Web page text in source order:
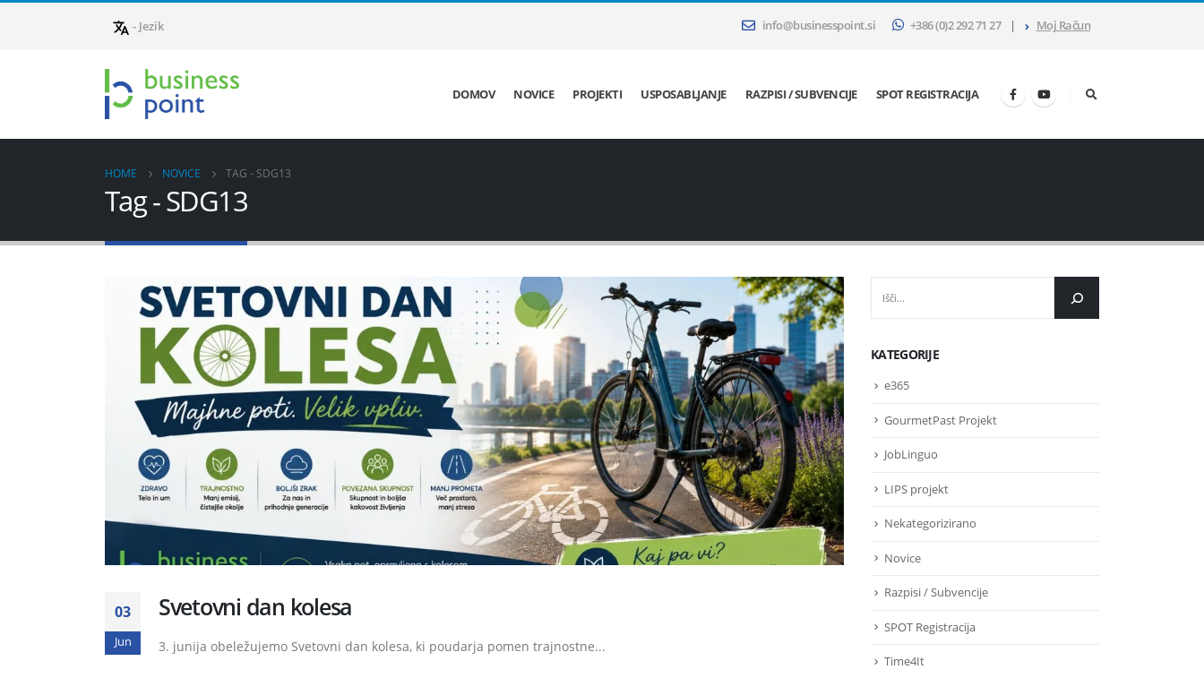
- Jezik info@businesspoint.si +386 (0)2 292 71 27 | Moj Račun
DOMOV NOVICE PROJEKTI USPOSABLJANJE RAZPISI / SUBVENCIJE SPOT REGISTRACIJA
HOME NOVICE TAG - SDG13
Tag - SDG13
03
Jun
Svetovni dan kolesa
3. junija obeležujemo Svetovni dan kolesa, ki poudarja pomen trajnostne...
KATEGORIJE
e365
GourmetPast Projekt
JobLinguo
LIPS projekt
Nekategorizirano
Novice
Razpisi / Subvencije
SPOT Registracija
Time4It